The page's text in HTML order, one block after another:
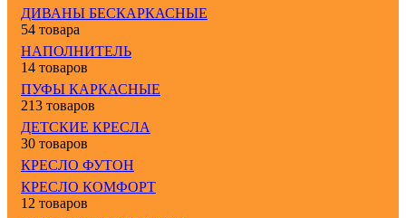
ДИВАНЫ БЕСКАРКАСНЫЕ
54 товара
НАПОЛНИТЕЛЬ
14 товаров
ПУФЫ КАРКАСНЫЕ
213 товаров
ДЕТСКИЕ КРЕСЛА
30 товаров
КРЕСЛО ФУТОН
КРЕСЛО КОМФОРТ
12 товаров